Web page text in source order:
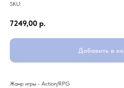
SKU:
7249,00 р.
Добавить в
Жанр игры - Action/RPG